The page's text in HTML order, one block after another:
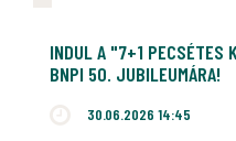
INDUL A "7+1 PECSÉTES
BNPI 50. JUBILEUMÁRA!
30.06.2026 14:45